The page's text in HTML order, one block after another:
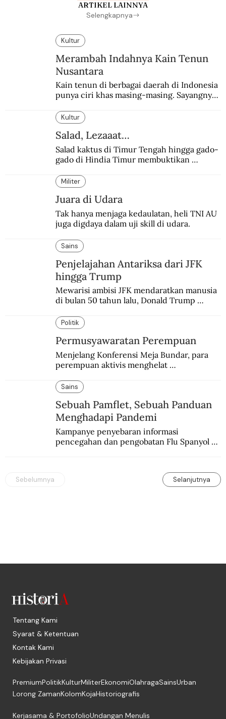
ARTIKEL LAINNYA
Selengkapnya
Kultur
Merambah Indahnya Kain Tenun
Nusantara
Kain tenun di berbagai daerah di Indonesia
punya ciri khas masing-masing. Sayangnya,
belum memadai.
Kultur
Salad, Lezaaat…
Salad kaktus di Timur Tengah hingga gado-
gado di Hindia Timur membuktikan
Militer
Juara di Udara
Tak hanya menjaga kedaulatan, heli TNI AU
juga digdaya dalam uji skill di udara.
Sains
Penjelajahan Antariksa dari JFK
hingga Trump
Mewarisi ambisi JFK mendaratkan manusia
di bulan 50 tahun lalu, Donald Trump
Politik
Permusyawaratan Perempuan
Menjelang Konferensi Meja Bundar, para
perempuan aktivis menghelat
delegasi Indonesia di KMB.
Sains
Sebuah Pamflet, Sebuah Panduan
Menghadapi Pandemi
Kampanye penyebaran informasi
pencegahan dan pengobatan Flu Spanyol di
Sebelumnya Selanjutnya
Tentang Kami
Syarat & Ketentuan
Kontak Kami
Kebijakan Privasi
PremiumPolitikKulturMiliterEkonomiOlahragaSainsUrban
Lorong ZamanKolomKojaHistoriografis
Kerjasama & PortofolioUndangan Menulis